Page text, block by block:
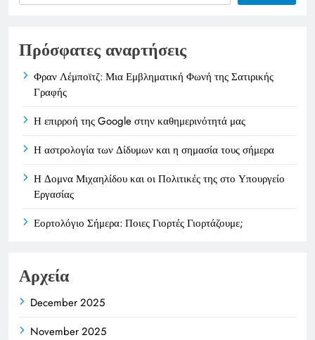
Πρόσφατες αναρτήσεις
Φραν Λέμποϊτζ: Μια Εμβληματική Φωνή της Σατιρικής
Γραφής
Η επιρροή της Google στην καθημερινότητά μας
Η αστρολογία των Δίδυμων και η σημασία τους σήμερα
Η Δομνα Μιχαηλίδου και οι Πολιτικές της στο Υπουργείο
Εργασίας
Εορτολόγιο Σήμερα: Ποιες Γιορτές Γιορτάζουμε;
Αρχεία
December 2025
November 2025